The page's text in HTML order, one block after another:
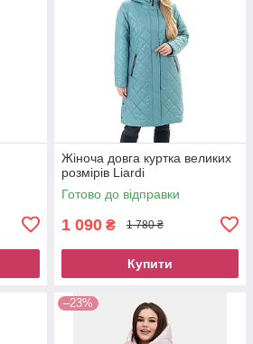
Жіноча довга куртка великих
розмірів Liardi
Готово до відправки
1 090 ₴ 1 780 ₴
Купити
–23%